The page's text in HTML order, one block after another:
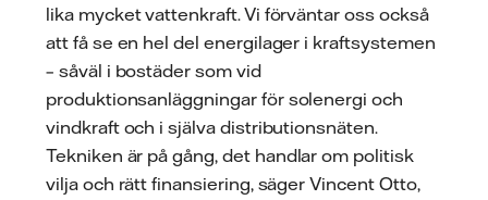
lika mycket vattenkraft. Vi förväntar oss också
att få se en hel del energilager i kraftsystemen
– såväl i bostäder som vid
produktionsanläggningar för solenergi och
vindkraft och i själva distributionsnäten.
Tekniken är på gång, det handlar om politisk
vilja och rätt finansiering, säger Vincent Otto,